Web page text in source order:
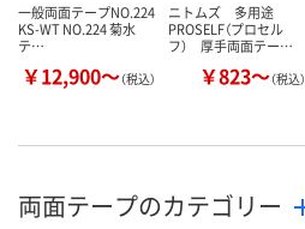
一般両面テープNO.224
KS-WT NO.224 菊水
テ…
￥12,900～（税込）
ニトムズ 多用途
PROSELF（プロセル
フ） 厚手両面テー…
￥823～（税込）
両面テープのカテゴリー